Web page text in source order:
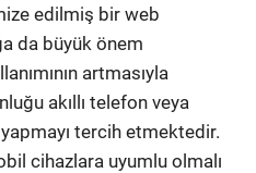
edilmiş bir web
da büyük önem
artmasıyla
akıllı telefon veya
tercih etmektedir.
cihazlara uyumlu olmalı